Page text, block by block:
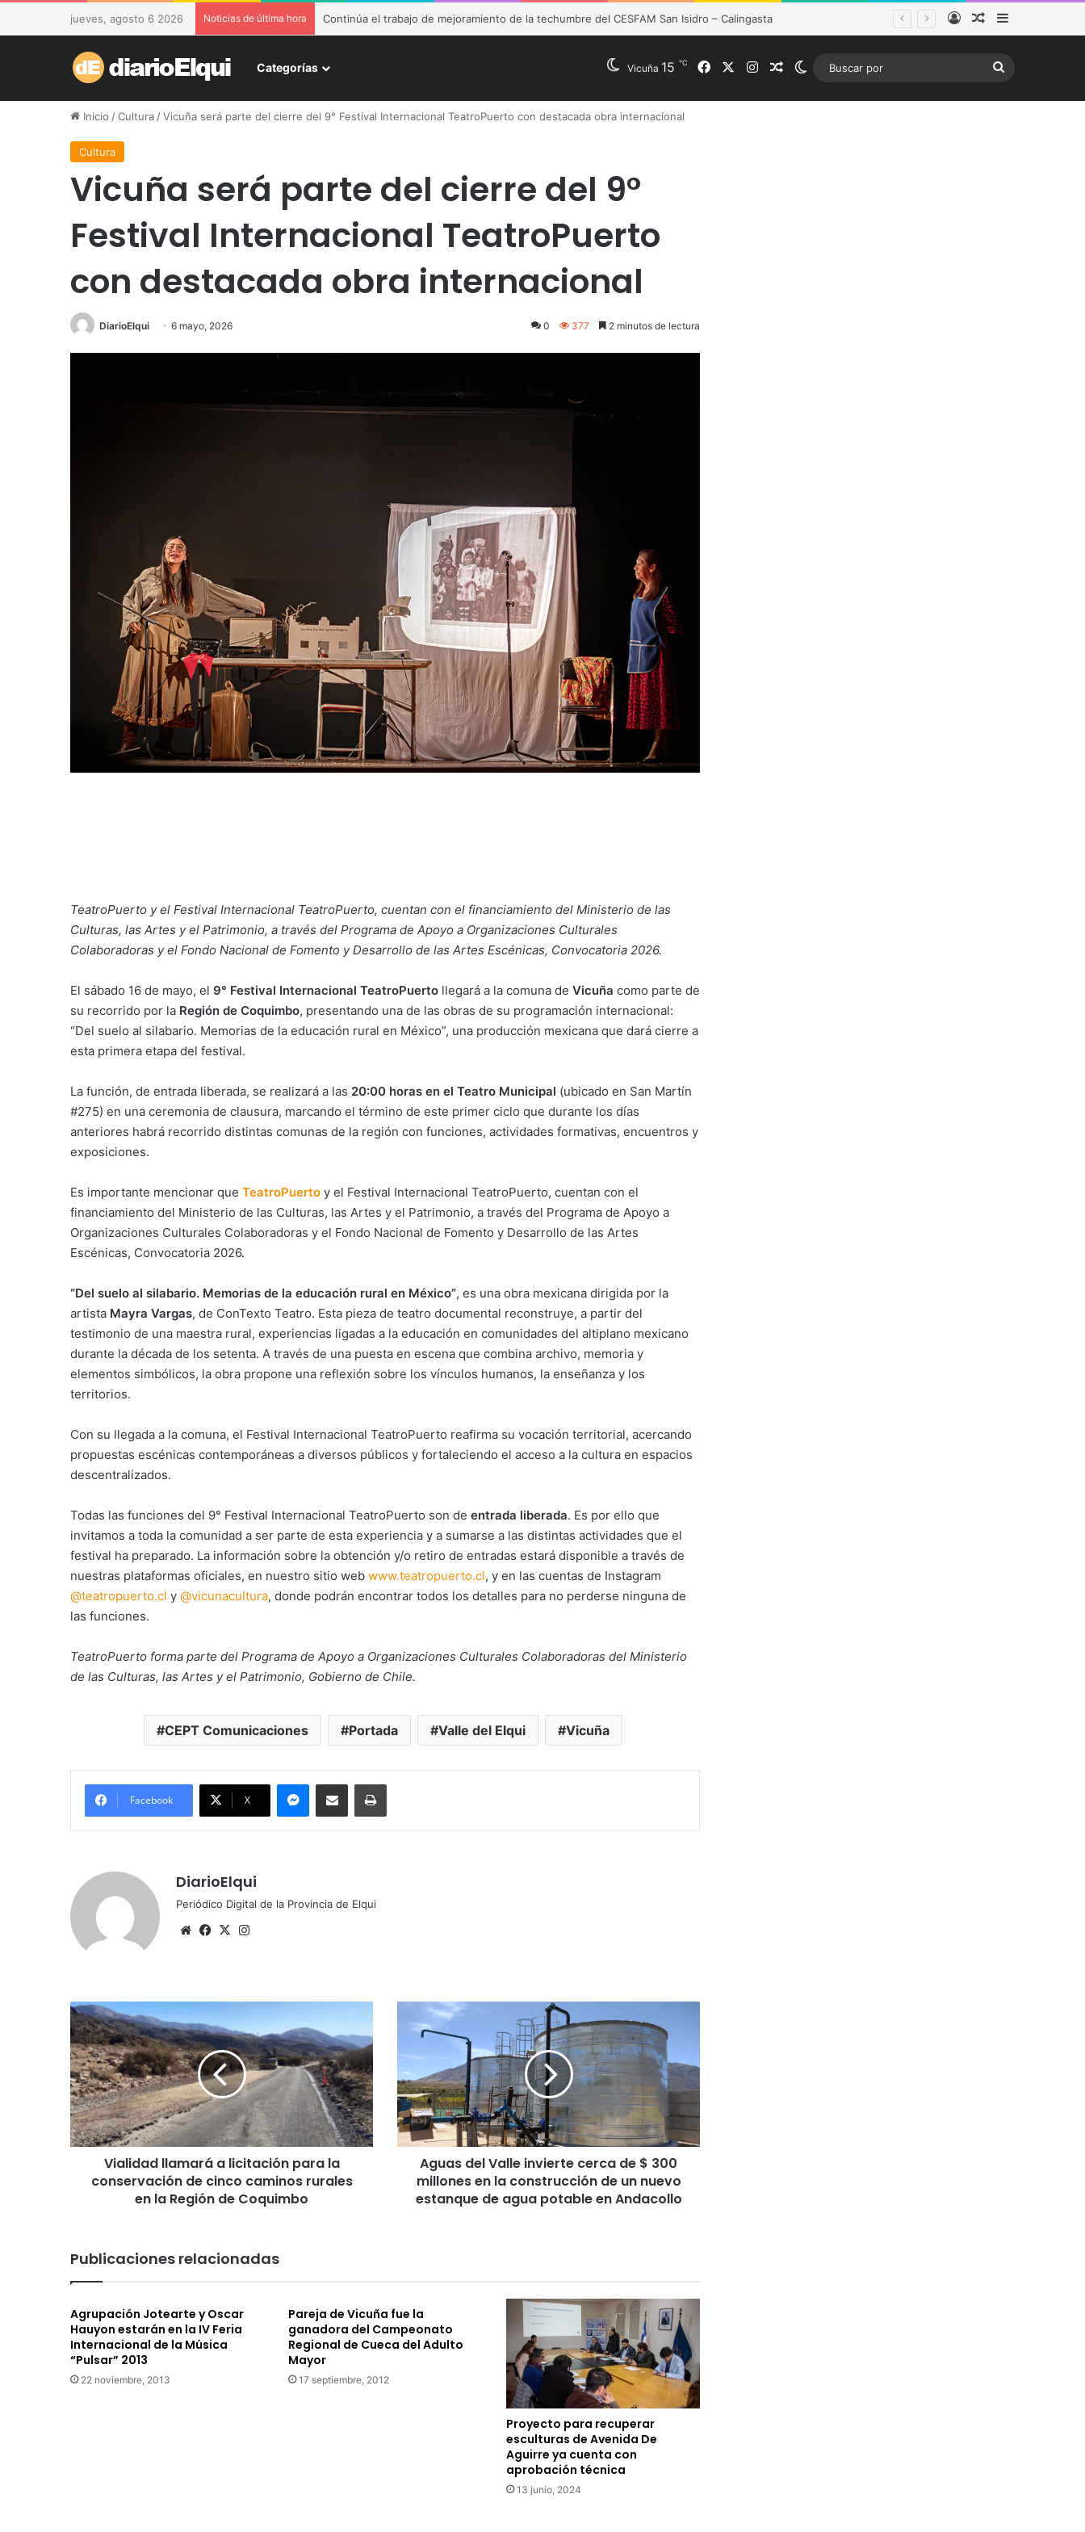
jueves, agosto 6 2026 Noticias de última hora DESAM de Vicuña fortalece preparación de las postas rurales ante intenso sistema frontal AccesoPublicación al
Barra lateral
Categorías Vicuña 15 ℃ FacebookInstagramPublicación al azar
Switch skin
Buscar
Inicio /Cultura /Vicuña será parte del cierre del 9° Festival Internacional TeatroPuerto con destacada obra internacional
Cultura
Vicuña será parte del cierre del 9°
Festival Internacional TeatroPuerto
con destacada obra internacional
DiarioElqui 6 mayo, 2026 0 377 2 minutos de lectura
TeatroPuerto y el Festival Internacional TeatroPuerto, cuentan con el financiamiento del Ministerio de las
Culturas, las Artes y el Patrimonio, a través del Programa de Apoyo a Organizaciones Culturales
Colaboradoras y el Fondo Nacional de Fomento y Desarrollo de las Artes Escénicas, Convocatoria 2026.
El sábado 16 de mayo, el 9° Festival Internacional TeatroPuerto llegará a la comuna de Vicuña como parte de
su recorrido por la Región de Coquimbo, presentando una de las obras de su programación internacional:
“Del suelo al silabario. Memorias de la educación rural en México”, una producción mexicana que dará cierre a
esta primera etapa del festival.
La función, de entrada liberada, se realizará a las 20:00 horas en el Teatro Municipal (ubicado en San Martín
#275) en una ceremonia de clausura, marcando el término de este primer ciclo que durante los días
anteriores habrá recorrido distintas comunas de la región con funciones, actividades formativas, encuentros y
exposiciones.
Es importante mencionar que TeatroPuerto y el Festival Internacional TeatroPuerto, cuentan con el
financiamiento del Ministerio de las Culturas, las Artes y el Patrimonio, a través del Programa de Apoyo a
Organizaciones Culturales Colaboradoras y el Fondo Nacional de Fomento y Desarrollo de las Artes
Escénicas, Convocatoria 2026.
“Del suelo al silabario. Memorias de la educación rural en México”, es una obra mexicana dirigida por la
artista Mayra Vargas, de ConTexto Teatro. Esta pieza de teatro documental reconstruye, a partir del
testimonio de una maestra rural, experiencias ligadas a la educación en comunidades del altiplano mexicano
durante la década de los setenta. A través de una puesta en escena que combina archivo, memoria y
elementos simbólicos, la obra propone una reflexión sobre los vínculos humanos, la enseñanza y los
territorios.
Con su llegada a la comuna, el Festival Internacional TeatroPuerto reafirma su vocación territorial, acercando
propuestas escénicas contemporáneas a diversos públicos y fortaleciendo el acceso a la cultura en espacios
descentralizados.
Todas las funciones del 9° Festival Internacional TeatroPuerto son de entrada liberada. Es por ello que
invitamos a toda la comunidad a ser parte de esta experiencia y a sumarse a las distintas actividades que el
festival ha preparado. La información sobre la obtención y/o retiro de entradas estará disponible a través de
nuestras plataformas oficiales, en nuestro sitio web www.teatropuerto.cl, y en las cuentas de Instagram
@teatropuerto.cl y @vicunacultura, donde podrán encontrar todos los detalles para no perderse ninguna de
las funciones.
TeatroPuerto forma parte del Programa de Apoyo a Organizaciones Culturales Colaboradoras del Ministerio
de las Culturas, las Artes y el Patrimonio, Gobierno de Chile.
CEPT Comunicaciones Portada Valle del Elqui Vicuña
Facebook X
MessengerCompartir por correo electrónicoImprimir
DiarioElqui
Periódico Digital de la Provincia de Elqui
SitioFacebook
X
Vialidad
llamará
a
licitación
para
la
conservación
de
cinco
caminos
rurales
Coquimbo
Vialidad llamará a licitación para la
conservación de cinco caminos rurales
en la Región de Coquimbo
invierte
cerca
de
$
300
millones
construcción
de
potable
en
Andacollo
Aguas del Valle invierte cerca de $ 300
millones en la construcción de un nuevo
estanque de agua potable en Andacollo
Publicaciones relacionadas
Agrupación Jotearte y Oscar
Hauyon estarán en la IV Feria
Internacional de la Música
“Pulsar” 2013
22 noviembre, 2013
Pareja de Vicuña fue la
ganadora del Campeonato
Regional de Cueca del Adulto
Mayor
17 septiembre, 2012
Proyecto para recuperar
esculturas de Avenida De
Aguirre ya cuenta con
aprobación técnica
13 junio, 2024